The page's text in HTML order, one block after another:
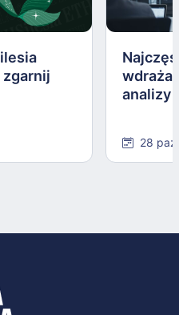
zgarnij
analizy
28